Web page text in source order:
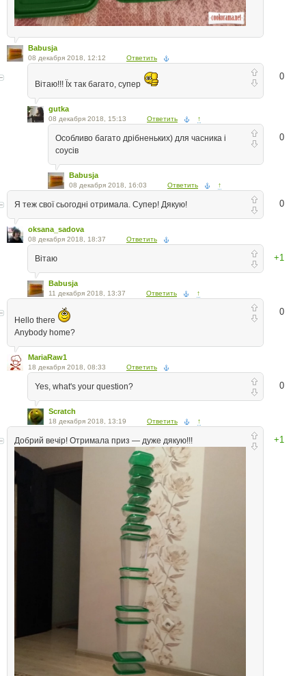
Babusja
08 декабря 2018, 12:12 Ответить
0
Вітаю!!! Їх так багато, супер
gutka
08 декабря 2018, 15:13 Ответить ↑
0
Особливо багато дрібненьких) для часника і
соусів
Babusja
08 декабря 2018, 16:03 Ответить ↑
0
Я теж свої сьогодні отримала. Супер! Дякую!
oksana_sadova
08 декабря 2018, 18:37 Ответить
+1
Вітаю
Babusja
11 декабря 2018, 13:37 Ответить ↑
0
Hello there
Anybody home?
MariaRaw1
18 декабря 2018, 08:33 Ответить
0
Yes, what's your question?
Scratch
18 декабря 2018, 13:19 Ответить ↑
+1
Добрий вечір! Отримала приз — дуже дякую!!!